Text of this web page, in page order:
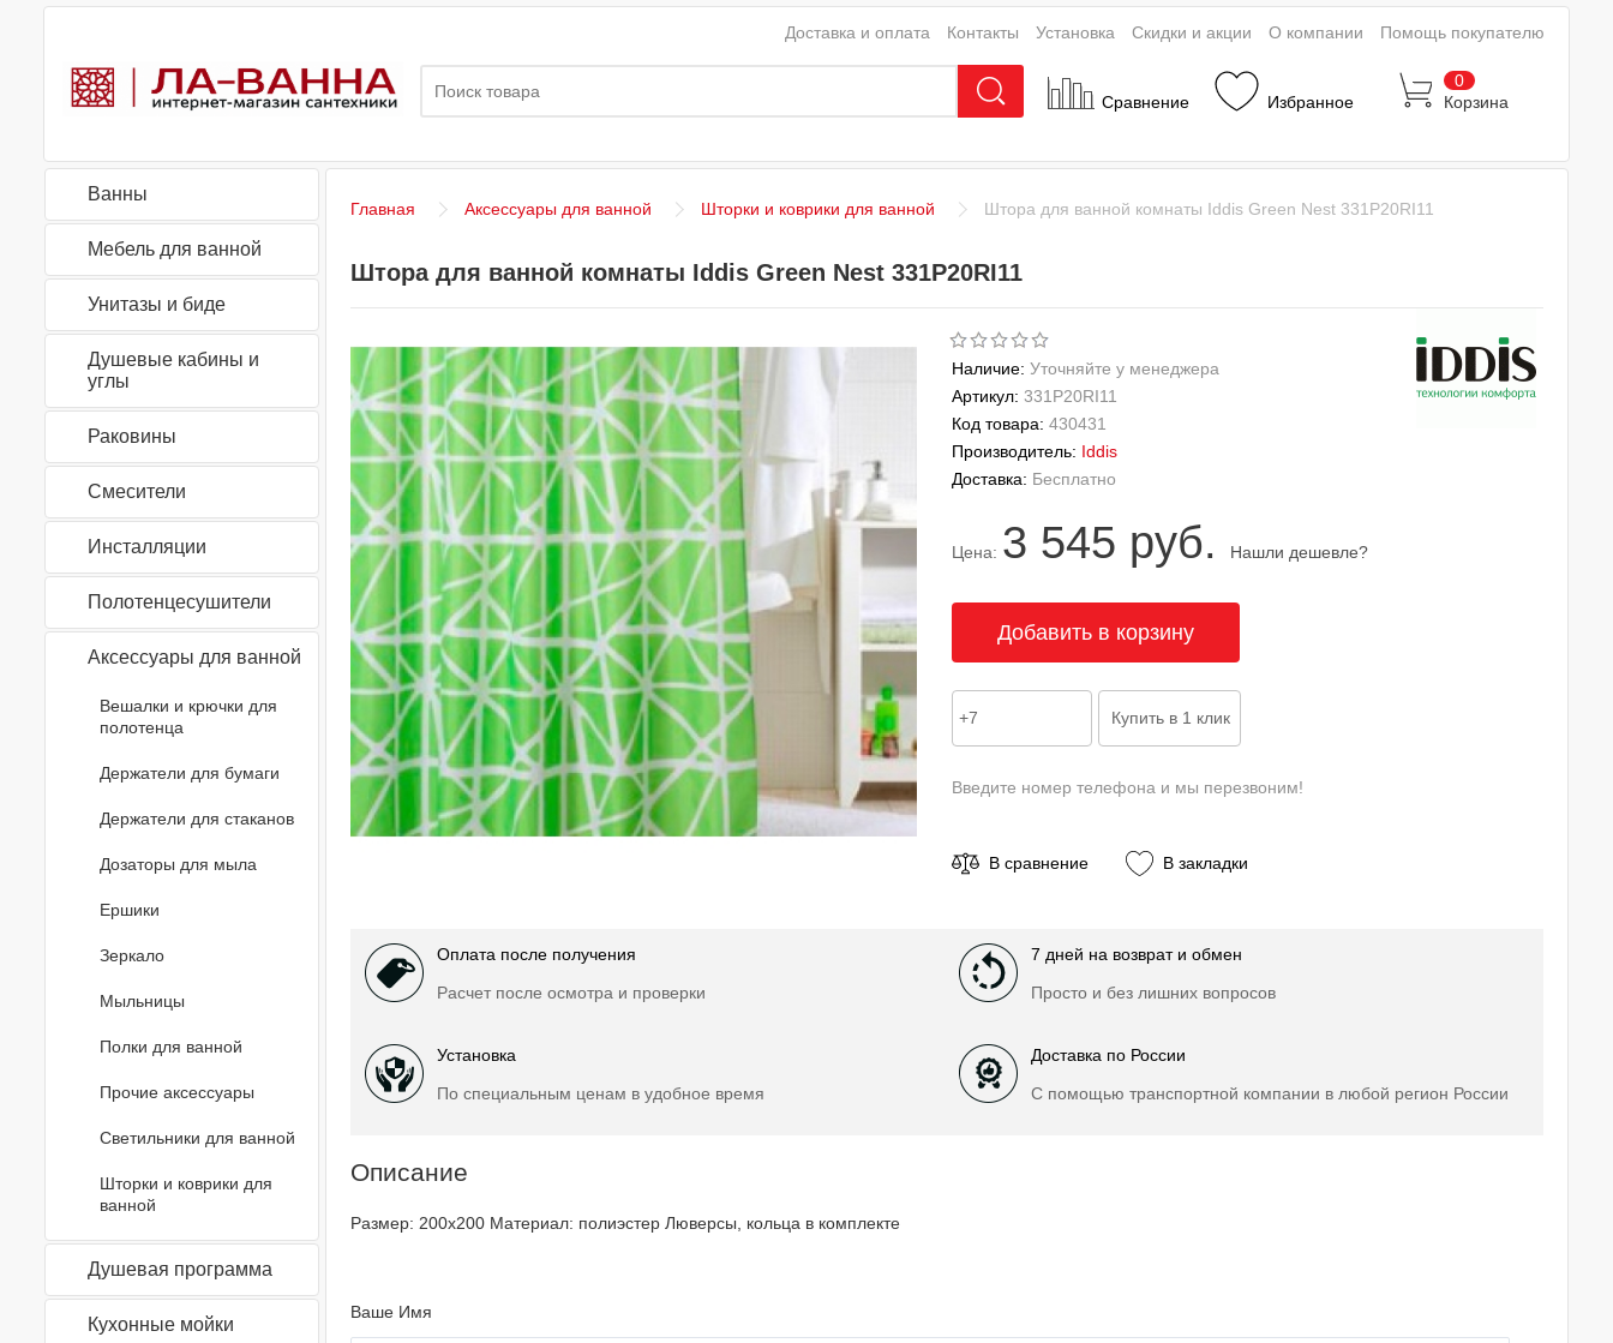
Сравнение Избранное
0
Корзина
Доставка и оплата Контакты Установка Скидки и акции О компании Помощь покупателю
Ванны
Мебель для ванной
Унитазы и биде
Душевые кабины и
углы
Раковины
Смесители
Инсталляции
Полотенцесушители
Аксессуары для ванной
Вешалки и крючки для
полотенца
Держатели для бумаги
Держатели для стаканов
Дозаторы для мыла
Ершики
Зеркало
Мыльницы
Полки для ванной
Прочие аксессуары
Светильники для ванной
Шторки и коврики для
ванной
Душевая программа
Кухонные мойки
Главная Аксессуары для ванной Шторки и коврики для ванной Штора для ванной комнаты Iddis Green Nest 331P20RI11
Штора для ванной комнаты Iddis Green Nest 331P20RI11
Наличие: Уточняйте у менеджера
Артикул: 331P20RI11
Код товара: 430431
Производитель: Iddis
Доставка: Бесплатно
Цена: 3 545 руб. Нашли дешевле?
Введите номер телефона и мы перезвоним!
В сравнение В закладки
Оплата после получения
Расчет после осмотра и проверки
7 дней на возврат и обмен
Просто и без лишних вопросов
Установка
По специальным ценам в удобное время
Доставка по России
С помощью транспортной компании в любой регион России
Описание
Размер: 200х200 Материал: полиэстер Люверсы, кольца в комплекте
Ваше Имя